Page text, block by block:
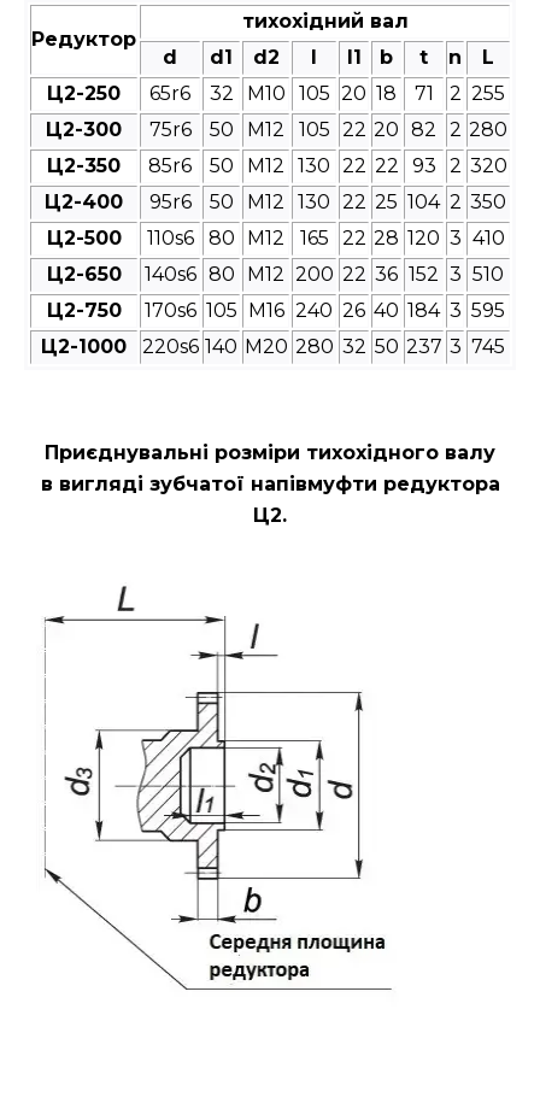
Редуктор
тихохідний вал
d
d1 d2 l1 b t n
L
Ц2-250
65r6 32 М10 105 20 18 71 2 255
Ц2-300
75r6 50 М12 105 22 20 82 2 280
Ц2-350
85r6 50 М12 130 22 22 93 2 320
Ц2-400
95r6 50 М12 130 22 25 104 2 350
Ц2-500
110s6 80 М12 165 22 28 120 3 410
Ц2-650
140s6 80 М12 200 22 36 152 3 510
Ц2-750
170s6 105 М16 240 26 40 184 3 595
Ц2-1000
220s6 140 М20 280 32 50 237 3 745
Приєднувальні розміри тихохідного валу
в вигляді зубчатої напівмуфти редуктора
Ц2.